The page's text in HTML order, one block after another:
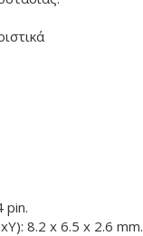
pin.
8.2 x 6.5 x 2.6 mm.